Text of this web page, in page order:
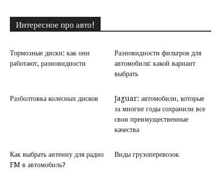
Интересное про авто!
Тормозные диски: как они
работают, разновидности
Разновидности фильтров для
автомобиля: какой вариант
выбрать
Разболтовка колесных дисков
Jaguar: автомобили, которые
за многие годы сохранили все
свои преимущественные
качества
Как выбрать антенну для радио
FM в автомобиль?
Виды грузоперевозок